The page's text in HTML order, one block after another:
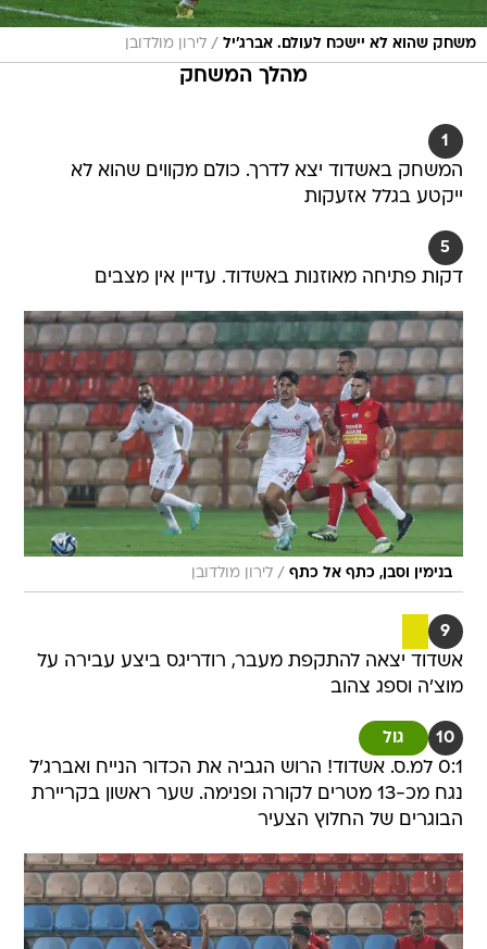
משחק שהוא לא יישכח לעולם. אברג'יל / לירון מולדובן
מהלך המשחק
1
המשחק באשדוד יצא לדרך. כולם מקווים שהוא לא
ייקטע בגלל אזעקות
5
דקות פתיחה מאוזנות באשדוד. עדיין אין מצבים
בנימין וסבן, כתף אל כתף / לירון מולדובן
9
אשדוד יצאה להתקפת מעבר, רודריגס ביצע עבירה על
מוצ'ה וספג צהוב
10 גול
0:1 למ.ס. אשדוד! הרוש הגביה את הכדור הנייח ואברג'ל
נגח מכ-13 מטרים לקורה ופנימה. שער ראשון בקריירת
הבוגרים של החלוץ הצעיר